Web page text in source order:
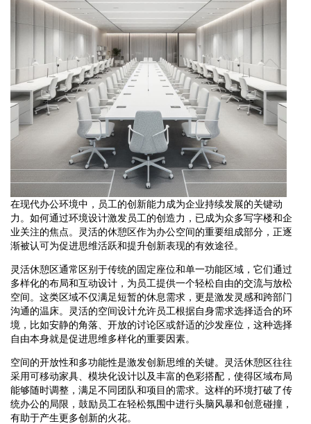
在现代办公环境中，员工的创新能力成为企业持续发展的关键动
力。如何通过环境设计激发员工的创造力，已成为众多写字楼和企
业关注的焦点。灵活的休憩区作为办公空间的重要组成部分，正逐
渐被认可为促进思维活跃和提升创新表现的有效途径。
灵活休憩区通常区别于传统的固定座位和单一功能区域，它们通过
多样化的布局和互动设计，为员工提供一个轻松自由的交流与放松
空间。这类区域不仅满足短暂的休息需求，更是激发灵感和跨部门
沟通的温床。灵活的空间设计允许员工根据自身需求选择适合的环
境，比如安静的角落、开放的讨论区或舒适的沙发座位，这种选择
自由本身就是促进思维多样化的重要因素。
空间的开放性和多功能性是激发创新思维的关键。灵活休憩区往往
采用可移动家具、模块化设计以及丰富的色彩搭配，使得区域布局
能够随时调整，满足不同团队和项目的需求。这样的环境打破了传
统办公的局限，鼓励员工在轻松氛围中进行头脑风暴和创意碰撞，
有助于产生更多创新的火花。